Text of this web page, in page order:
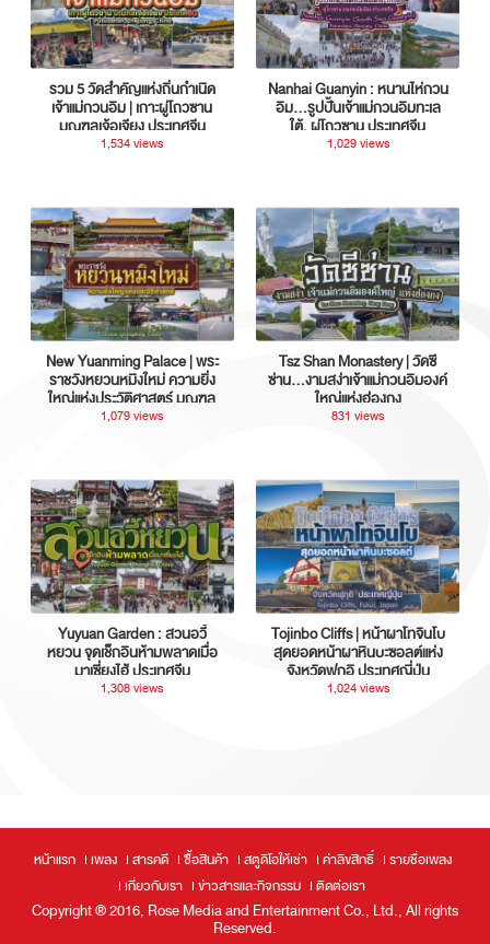
รวม 5 วัดสำคัญแห่งถิ่นกำเนิด
เจ้าแม่กวนอิม | เกาะผู่โถวซาน
มณฑลเจ้อเจียง ประเทศจีน
1,534 views
Nanhai Guanyin : หนานไห่กวน
อิม...รูปปั้นเจ้าแม่กวนอิมทะเล
ใต้, ผู่โถวซาน ประเทศจีน
1,029 views
New Yuanming Palace | พระ
ราชวังหยวนหมิงใหม่ ความยิ่ง
ใหญ่แห่งประวัติศาสตร์ มณฑล
กวางตุ้ง ประเทศจีน
1,079 views
Tsz Shan Monastery | วัดซี
ซ่าน…งามสง่าเจ้าแม่กวนอิมองค์
ใหญ่แห่งฮ่องกง
831 views
Yuyuan Garden : สวนอวี้
หยวน จุดเช็กอินห้ามพลาดเมื่อ
มาเซี่ยงไฮ้ ประเทศจีน
1,308 views
Tojinbo Cliffs | หน้าผาโทจินโบ
สุดยอดหน้าผาหินบะซอลต์แห่ง
จังหวัดฟุกุอิ ประเทศญี่ปุ่น
1,024 views
หน้าแรก เพลง สารคดี ซื้อสินค้า สตูดิโอให้เช่า ค่าลิขสิทธิ์
รายชื่อเพลง
เกี่ยวกับเรา
ข่าวสารและกิจกรรม ติดต่อเรา
Copyright ® 2016, Rose Media and Entertainment Co., Ltd., All rights
Reserved.